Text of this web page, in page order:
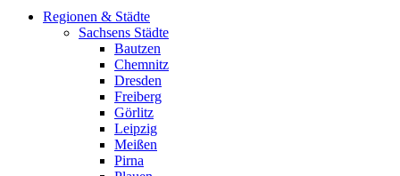
Regionen & Städte
Sachsens Städte
Bautzen
Chemnitz
Dresden
Freiberg
Görlitz
Leipzig
Meißen
Pirna